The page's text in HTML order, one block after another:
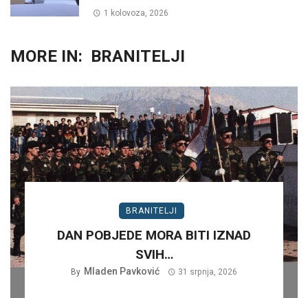
1 kolovoza, 2026
MORE IN: BRANITELJI
BRANITELJI
DAN POBJEDE MORA BITI IZNAD
SVIH…
By Mladen Pavković 31 srpnja, 2026